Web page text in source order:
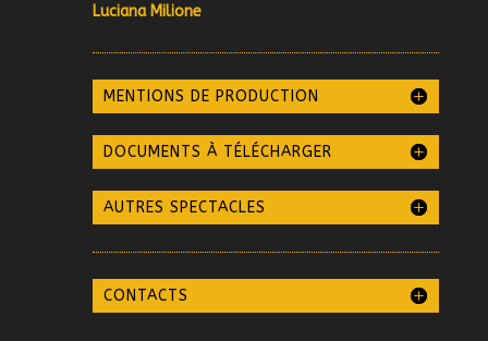
Luciana Milione
MENTIONS DE PRODUCTION
DOCUMENTS À TÉLÉCHARGER
AUTRES SPECTACLES
CONTACTS